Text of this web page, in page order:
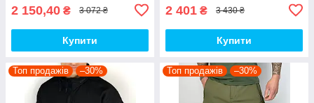
2 150,40 ₴ 3 072 ₴
Купити
2 401 ₴ 3 430 ₴
Купити
Топ продажів –30% Топ продажів –30%